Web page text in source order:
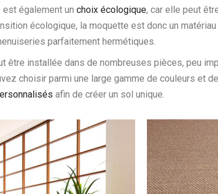
est également un choix écologique, car elle peut
écologique, la moquette est donc un
parfaitement hermétiques.
être installée dans de nombreuses pièces, peu
choisir parmi une large gamme de couleurs et
afin de créer un sol unique.